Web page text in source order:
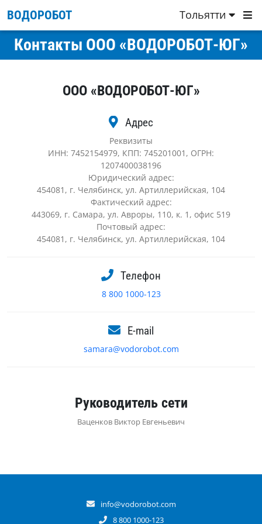
ВОДОРОБОТ Тольятти
Контакты ООО «ВОДОРОБОТ-ЮГ»
ООО «ВОДОРОБОТ-ЮГ»
Адрес
Реквизиты
ИНН: 7452154979, КПП: 745201001, ОГРН:
1207400038196
Юридический адрес:
454081, г. Челябинск, ул. Артиллерийская, 104
Фактический адрес:
443069, г. Самара, ул. Авроры, 110, к. 1, офис 519
Почтовый адрес:
454081, г. Челябинск, ул. Артиллерийская, 104
Телефон
8 800 1000-123
E-mail
samara@vodorobot.com
Руководитель сети
Ваценков Виктор Евгеньевич
info@vodorobot.com
8 800 1000-123